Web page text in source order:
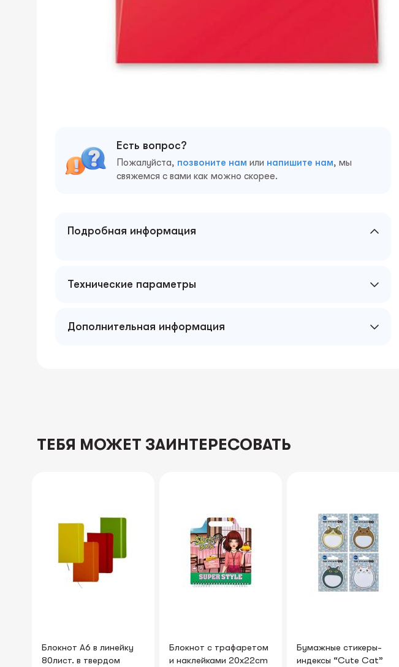
Есть вопрос?
Пожалуйста, позвоните нам или напишите нам, мы
свяжемся с вами как можно скорее.
Подробная информация
Технические параметры
Дополнительная информация
ТЕБЯ МОЖЕТ ЗАИНТЕРЕСОВАТЬ
Блокнот с трафаретом
и наклейками 20x22cm
Бумажные стикеры-
индексы “Cute Cat”
Блокнот А6 в линейку
80лист. в твердом